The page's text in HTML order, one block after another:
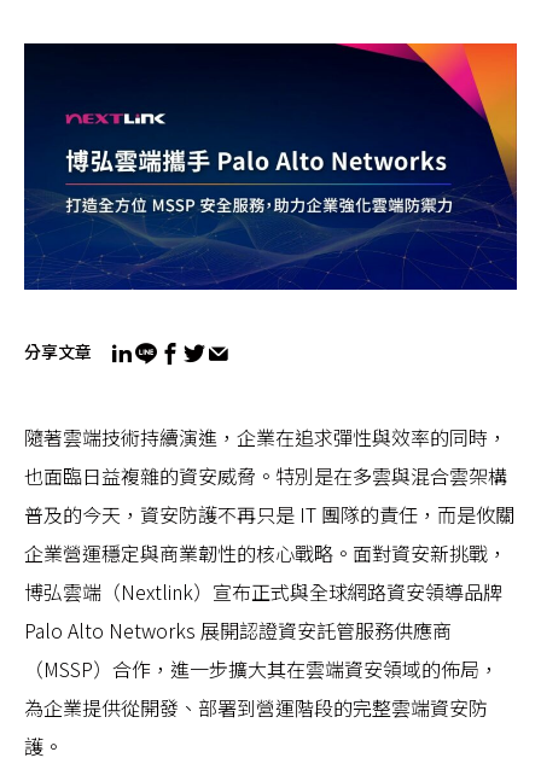
分享文章
隨著雲端技術持續演進，企業在追求彈性與效率的同時，
也面臨日益複雜的資安威脅。特別是在多雲與混合雲架構
普及的今天，資安防護不再只是 IT 團隊的責任，而是攸關
企業營運穩定與商業韌性的核心戰略。面對資安新挑戰，
博弘雲端（Nextlink）宣布正式與全球網路資安領導品牌
Palo Alto Networks 展開認證資安託管服務供應商
（MSSP）合作，進一步擴大其在雲端資安領域的佈局，
為企業提供從開發、部署到營運階段的完整雲端資安防
護。